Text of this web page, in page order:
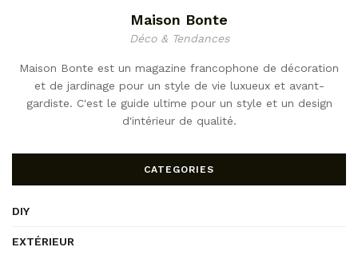
Maison Bonte
Déco & Tendances
Maison Bonte est un magazine francophone de décoration
et de jardinage pour un style de vie luxueux et avant-
gardiste. C'est le guide ultime pour un style et un design
d'intérieur de qualité.
CATEGORIES
DIY
EXTÉRIEUR